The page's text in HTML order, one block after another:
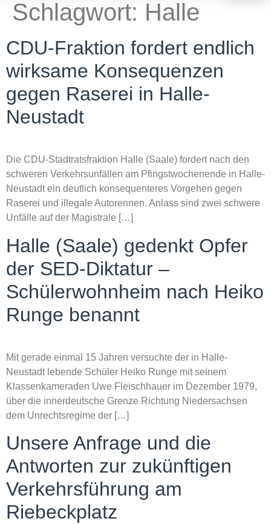
Schlagwort: Halle
CDU-Fraktion fordert endlich
wirksame Konsequenzen
gegen Raserei in Halle-
Neustadt
Die CDU-Stadtratsfraktion Halle (Saale) fordert nach den
schweren Verkehrsunfällen am Pfingstwochenende in Halle-
Neustadt ein deutlich konsequenteres Vorgehen gegen
Raserei und illegale Autorennen. Anlass sind zwei schwere
Unfälle auf der Magistrale […]
Halle (Saale) gedenkt Opfer
der SED-Diktatur –
Schülerwohnheim nach Heiko
Runge benannt
Mit gerade einmal 15 Jahren versuchte der in Halle-
Neustadt lebende Schüler Heiko Runge mit seinem
Klassenkameraden Uwe Fleischhauer im Dezember 1979,
über die innerdeutsche Grenze Richtung Niedersachsen
dem Unrechtsregime der […]
Unsere Anfrage und die
Antworten zur zukünftigen
Verkehrsführung am
Riebeckplatz